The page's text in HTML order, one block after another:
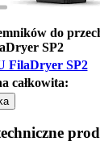
do
SP2
FilaDryer SP2
całkowita: